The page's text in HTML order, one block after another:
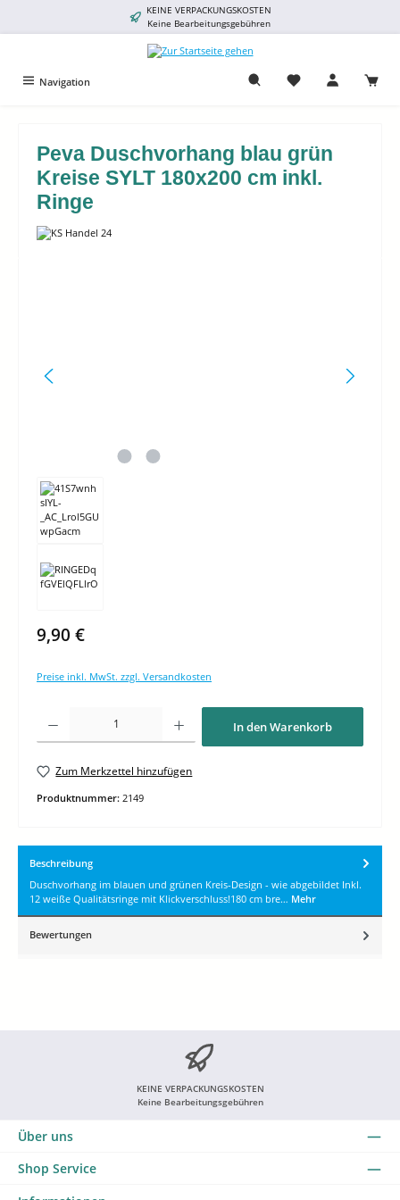
KEINE VERPACKUNGSKOSTEN
Keine Bearbeitungsgebühren
Navigation
Peva Duschvorhang blau grün
Kreise SYLT 180x200 cm inkl.
Ringe
9,90 €
Preise inkl. MwSt. zzgl. Versandkosten
Produkt Anzahl: Gib den gewünschten Wert ein oder benutze die Schaltflächen um
In den Warenkorb
Zum Merkzettel hinzufügen
Produktnummer: 2149
Beschreibung
Duschvorhang im blauen und grünen Kreis-Design - wie abgebildet Inkl.
12 weiße Qualitätsringe mit Klickverschluss!180 cm bre… Mehr
Bewertungen
KEINE VERPACKUNGSKOSTEN
Keine Bearbeitungsgebühren
Über uns
Shop Service